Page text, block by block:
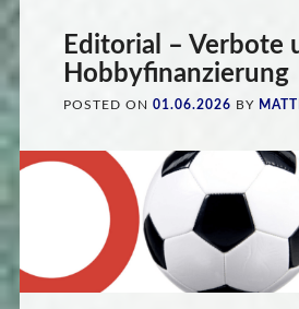
Editorial – Verbote
Hobbyfinanzierung
POSTED ON 01.06.2026 BY